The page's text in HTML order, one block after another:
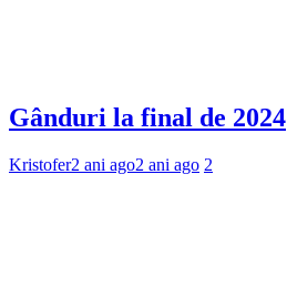
Gânduri la final de 2024
Kristofer2 ani ago2 ani ago 2